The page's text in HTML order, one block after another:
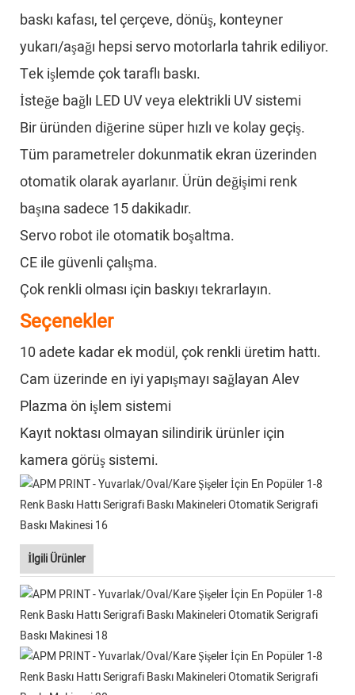
baskı kafası, tel çerçeve, dönüş, konteyner
yukarı/aşağı hepsi servo motorlarla tahrik ediliyor.
Tek işlemde çok taraflı baskı.
İsteğe bağlı LED UV veya elektrikli UV sistemi
Bir üründen diğerine süper hızlı ve kolay geçiş.
Tüm parametreler dokunmatik ekran üzerinden
otomatik olarak ayarlanır. Ürün değişimi renk
başına sadece 15 dakikadır.
Servo robot ile otomatik boşaltma.
CE ile güvenli çalışma.
Çok renkli olması için baskıyı tekrarlayın.
Seçenekler
10 adete kadar ek modül, çok renkli üretim hattı.
Cam üzerinde en iyi yapışmayı sağlayan Alev
Plazma ön işlem sistemi
Kayıt noktası olmayan silindirik ürünler için
kamera görüş sistemi.
İlgili Ürünler